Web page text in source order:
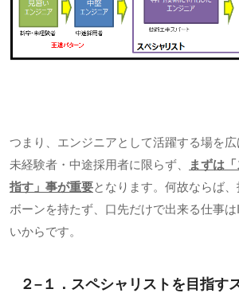
つまり、エンジニアとして活躍する場を広
未経験者・中途採用者に限らず、
まずは
指す」事が重要となります。何故ならば
ボーンを持たず、口先だけで出来る仕事は
いからです。
２– １．スペシャリストを目指す